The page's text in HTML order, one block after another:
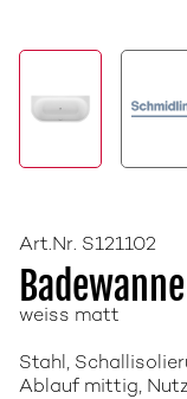
Art.Nr. S121102
Badewanne
weiss matt
Stahl,
Ablauf mittig,